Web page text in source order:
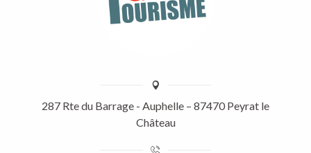
287 Rte du Barrage - Auphelle – 87470 Peyrat le
Château